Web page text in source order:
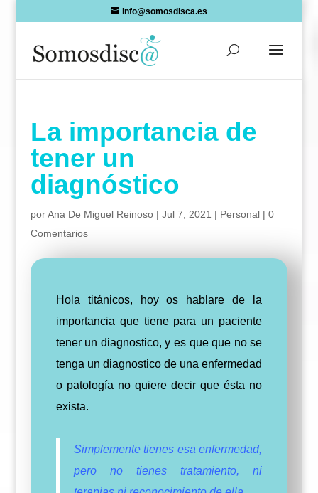
info@somosdisca.es
La importancia de
tener un
diagnóstico
porAna De Miguel Reinoso| Jul 7, 2021 | Personal| 0
Comentarios
Hola titánicos, hoy os hablare de la
importancia que tiene para un paciente
tener un diagnostico, y es que que no se
tenga un diagnostico de una enfermedad
o patología no quiere decir que ésta no
exista.
Simplemente tienes esa enfermedad,
pero no tienes tratamiento, ni